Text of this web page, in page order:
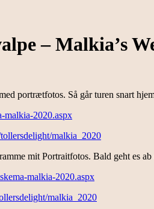
– Malkia’s
portrætfotos. Så går turen snart
malkia-2020.aspx
malkia_2020
mit Portraitfotos. Bald geht es
malkia-2020.aspx
malkia_2020